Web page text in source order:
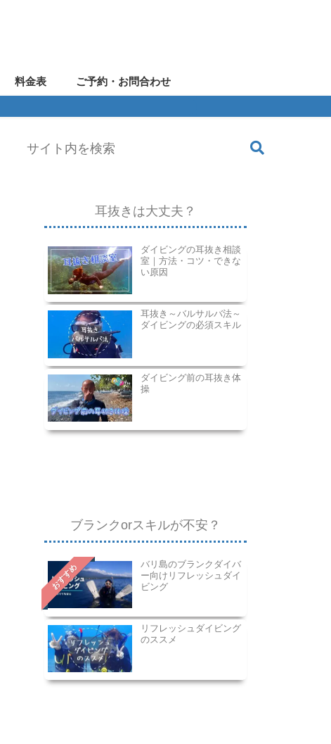
料金表 ご予約・お問合わせ
耳抜きは大丈夫？
ダイビングの耳抜き相談
室｜方法・コツ・できな
い原因
耳抜き～バルサルバ法～
ダイビングの必須スキル
ダイビング前の耳抜き体
操
ブランクorスキルが不安？
おすすめ
バリ島のブランクダイバ
ー向けリフレッシュダイ
ビング
リフレッシュダイビング
のススメ